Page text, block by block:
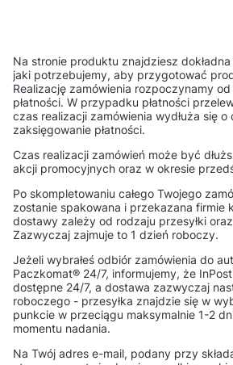
Na stronie produktu znajdziesz
jaki potrzebujemy, aby przygotować
Realizację zamówienia rozpoczynamy
płatności. W przypadku płatności
czas realizacji zamówienia wydłuża się
zaksięgowanie płatności.
Czas realizacji zamówień może być
akcji promocyjnych oraz w okresie
Po skompletowaniu całego Twojego
zostanie spakowana i przekazana firmie
dostawy zależy od rodzaju przesyłki
Zazwyczaj zajmuje to 1 dzień roboczy.
Jeżeli wybrałeś odbiór zamówienia do
Paczkomat® 24/7, informujemy, że
dostępne 24/7, a dostawa zazwyczaj
roboczego - przesyłka znajdzie się w
punkcie w przeciągu maksymalnie 1-2
momentu nadania.
Na Twój adres e-mail, podany przy